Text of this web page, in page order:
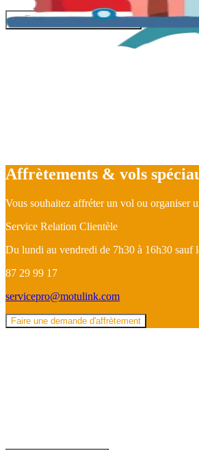
👉 Expliquez-nous vos besoins
Affrètements & vols
Vous souhaitez affréter un vol ou organiser
Service Relation Clientèle
Du lundi au vendredi de 7h30 à 16h30 sauf
87 29 99 17
servicepro@motulink.com
Faire une demande d'affrètement